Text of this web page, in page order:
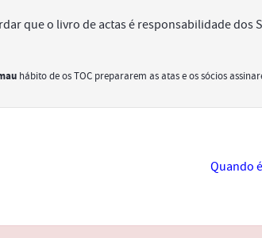
que o livro de actas é responsabilidade dos
hábito de os TOC prepararem as atas e os sócios
Quando